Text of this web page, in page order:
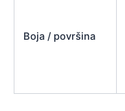
Boja / površina